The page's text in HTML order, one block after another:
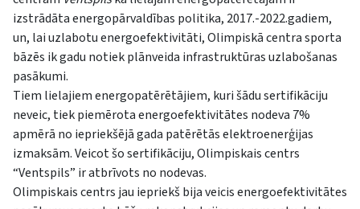
izstrādāta energopārvaldības politika, 2017.-2022.gadiem,
un, lai uzlabotu energoefektivitāti, Olimpiskā centra sporta
bāzēs ik gadu notiek plānveida infrastruktūras uzlabošanas
pasākumi.
Tiem lielajiem energopatērētājiem, kuri šādu sertifikāciju
neveic, tiek piemērota energoefektivitātes nodeva 7%
apmērā no iepriekšējā gada patērētās elektroenerģijas
izmaksām. Veicot šo sertifikāciju, Olimpiskais centrs
“Ventspils” ir atbrīvots no nodevas.
Olimpiskais centrs jau iepriekš bija veicis energoefektivitātes